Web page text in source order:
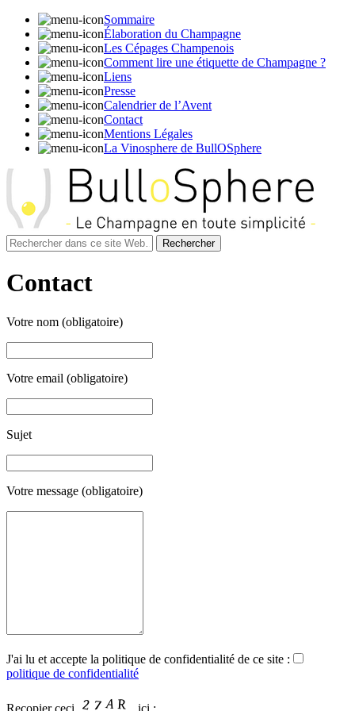
Sommaire
Élaboration du Champagne
Les Cépages Champenois
Comment lire une étiquette de Champagne ?
Liens
Presse
Calendrier de l’Avent
Contact
Mentions Légales
La Vinosphere de BullOSphere
Contact
Votre nom (obligatoire)
Votre email (obligatoire)
Sujet
Votre message (obligatoire)
J'ai lu et accepte la politique de confidentialité de ce site :
politique de confidentialité
Recopier ceci ici :